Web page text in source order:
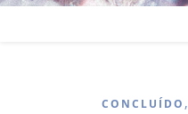
CONCLUÍDO ,